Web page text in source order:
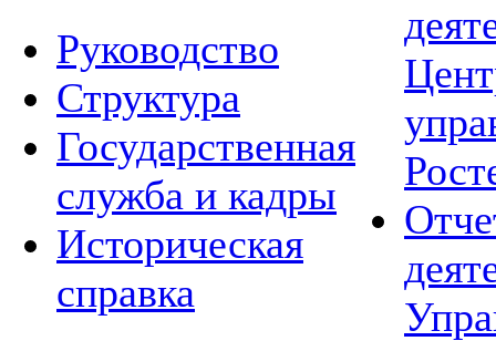
Руководство
Структура
Государственная
служба и кадры
Историческая
справка